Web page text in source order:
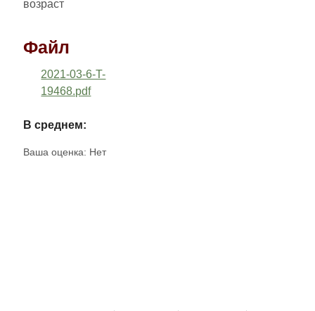
возраст
Файл
2021-03-6-T-
19468.pdf
В среднем:
Ваша оценка: Нет